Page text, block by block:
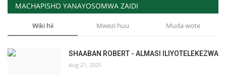
MACHAPISHO YANAYOSOMWA ZAIDI
Wiki hii Mwezi huu Muda wote
SHAABAN ROBERT - ALMASI ILIYOTELEKEZWA
Aug 21, 2025